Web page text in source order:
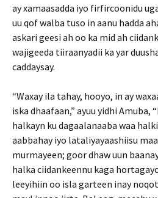
ay xamaasadda iyo firfircoonidu
uu qof walba tuso in aanu hadda
askari geesi ah oo ka mid ah
wajigeeda tiiraanyadii ka yar
caddaysay.
“Waxay ila tahay, hooyo, in ay
iska dhaafaan,” ayuu yidhi Amuba,
halkayn ku dagaalanaaba waa
aabbahay iyo lataliyayaashiisu
murmayeen; goor dhaw uun
halka ciidankeennu kaga
leeyihiin oo isla garteen inay